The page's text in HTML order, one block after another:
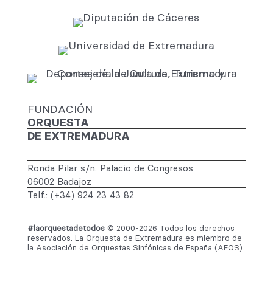
FUNDACIÓN
ORQUESTA
DE EXTREMADURA
Ronda Pilar s/n. Palacio de Congresos
06002 Badajoz
Telf.: (+34) 924 23 43 82
#laorquestadetodos© 2000-2026 Todos los derechos
reservados. La Orquesta de Extremadura es miembro de
la Asociación de Orquestas Sinfónicas de España (AEOS).